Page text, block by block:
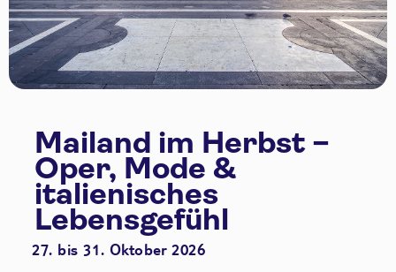
Mailand im Herbst –
Oper, Mode &
italienisches
Lebensgefühl
27. bis 31. Oktober 2026